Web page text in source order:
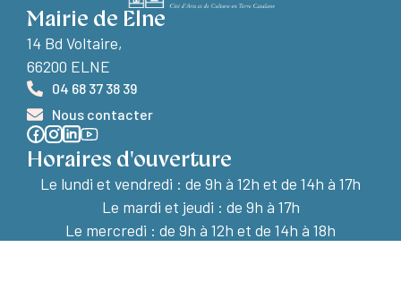
Mairie de Elne
14 Bd Voltaire,
66200 ELNE
04 68 37 38 39
Nous contacter
Horaires d'ouverture
Le lundi et vendredi : de 9h à 12h et de 14h à 17h
Le mardi et jeudi : de 9h à 17h
Le mercredi : de 9h à 12h et de 14h à 18h